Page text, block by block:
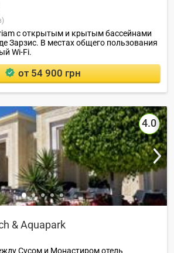
с открытым и крытым бассейнами
Зарзис. В местах общего пользования
Wi-Fi.
от 54 900 грн
4.0
& Aquapark
Сусом и Монастиром отель